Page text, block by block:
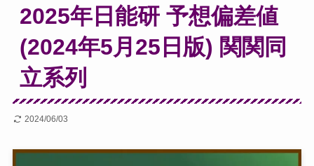
2025年日能研 予想偏差値
(2024年5月25日版) 関関同
立系列
2024/06/03